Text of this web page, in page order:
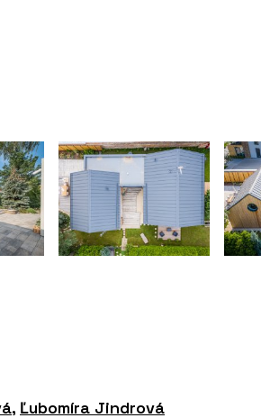
, Ľubomíra Jindrová